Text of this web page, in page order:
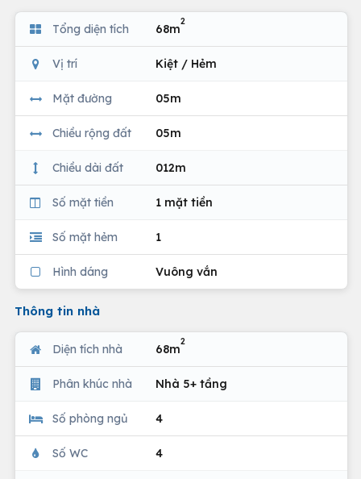
Tổng diện tích 68m
2
Vị trí Kiệt / Hẻm
Mặt đường 05m
Chiều rộng đất 05m
Chiều dài đất 012m
Số mặt tiền 1 mặt tiền
Số mặt hẻm 1
Hình dáng Vuông vắn
Thông tin nhà
Diện tích nhà 68m
2
Phân khúc nhà Nhà 5+ tầng
Số phòng ngủ 4
Số WC 4